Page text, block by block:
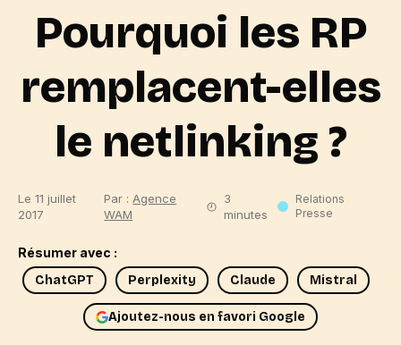
Pourquoi les RP
remplacent-elles
le netlinking ?
Le 11 juillet
2017
Par : Agence
WAM
3
minutes
Relations
Presse
Résumer avec :
ChatGPT
Perplexity Claude Mistral
Ajoutez-nous en favori Google